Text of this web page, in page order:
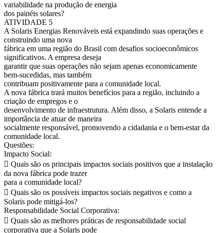
variabilidade na produção de energia
dos painéis solares?
ATIVIDADE 5
A Solaris Energias Renováveis está expandindo suas operações e
construindo uma nova
fábrica em uma região do Brasil com desafios socioeconômicos
significativos. A empresa deseja
garantir que suas operações não sejam apenas economicamente
bem-sucedidas, mas também
contribuam positivamente para a comunidade local.
A nova fábrica trará muitos benefícios para a região, incluindo a
criação de empregos e o
desenvolvimento de infraestrutura. Além disso, a Solaris entende a
importância de atuar de maneira
socialmente responsável, promovendo a cidadania e o bem-estar da
comunidade local.
Questões:
Impacto Social:
 Quais são os principais impactos sociais positivos que a instalação
da nova fábrica pode trazer
para a comunidade local?
 Quais são os possíveis impactos sociais negativos e como a
Solaris pode mitigá-los?
Responsabilidade Social Corporativa:
 Quais são as melhores práticas de responsabilidade social
corporativa que a Solaris pode